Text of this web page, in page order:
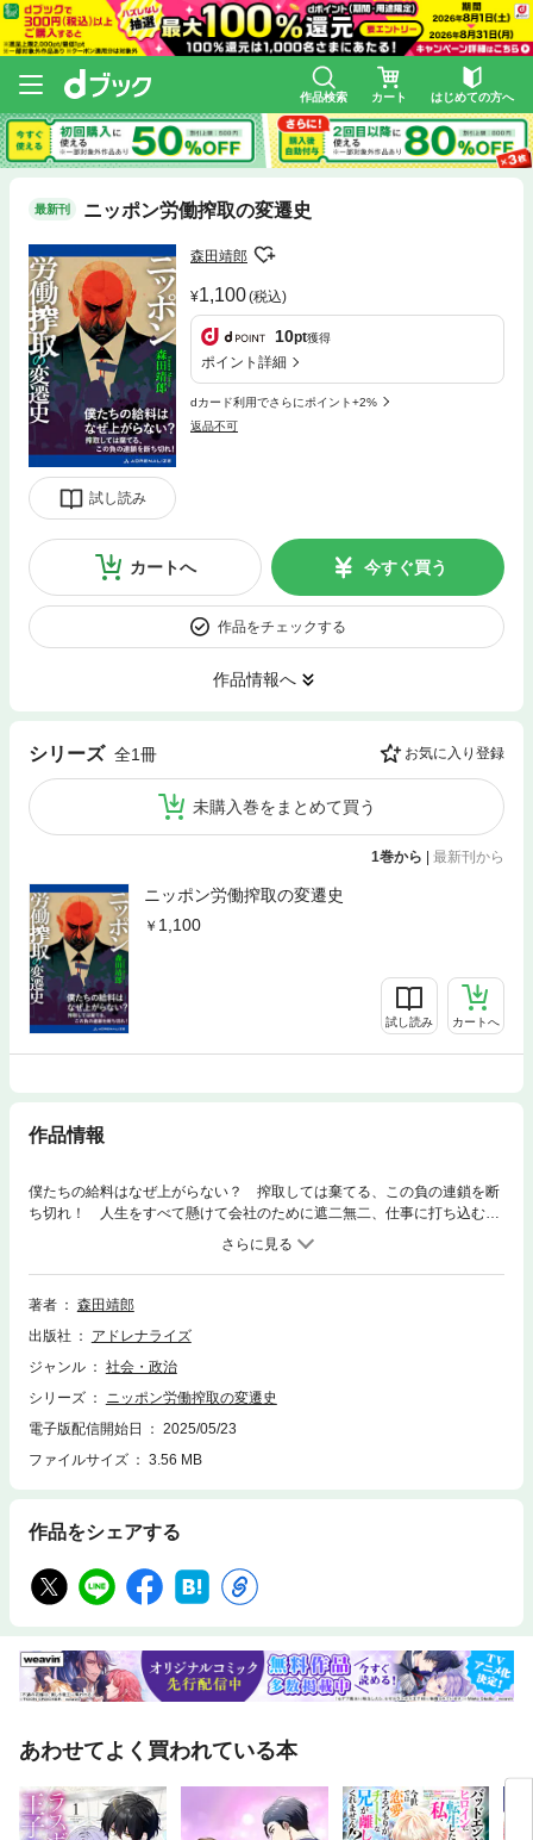
作品検索 カート はじめての方へ
最新刊 ニッポン労働搾取の変遷史
試し読み
森田靖郎
1,100(税込)
10pt獲得
ポイント詳細
dカード利用でさらにポイント+2%
返品不可
カートへ 今すぐ買う
作品をチェックする
作品情報へ
シリーズ 全1冊 お気に入り登録
未購入巻をまとめて買う
1巻から 最新刊から
ニッポン労働搾取の変遷史
1,100
試し読み カートへ
作品情報
僕たちの給料はなぜ上がらない？ 搾取しては棄てる、この負の連鎖を断
ち切れ！ 人生をすべて懸けて会社のために遮二無二、仕事に打ち込む人
間を「社畜」と呼ぶ。だがこうした働き方を続けていると、過重労働に追
い込まれ、鬱病などを患う危険もある。搾取され、棄てられた労働者の末
路は悲惨である。国家も、政府も、企業も、社会も、誰も責任を取ろうと
はしない。人をコキ使い、安上がり経営で生き抜いて高度成長を遂げたこ
ら、本質的にはずっと同じことの繰り返しだったのではないか？ そして
いま、搾取した“揺り戻し”が社会全体に押し寄せているのではない
知ることは、現代の問題と向き合うことでもある。本書は、経済大国にの
し上がった現代ニッポンの功罪について、「労働搾取」を軸に分析する。
電子オリジナル作品。プロローグ 労働搾取が、コワイ第一章 難民鎖国
と化す川口市クルド人問題第二章 禍根を残した外国人技能実習制度第三
流第六章 いまも影を落とす占領下の朝鮮人徴用エピローグ 労働ブラッ
年、兵庫県出身。文革中に、中国・チベット地区を訪れ、辺境地に下放さ
れた都市青年との交流から中国への興味を抱く。その後、シルクロードや
の同時代メッセージを送り続けるルポで定評がある。ノンフィクションを
底辺にさらに再構築した小説執筆にも精力的で、ノンフィクションでは表
現出来ない中国の暗部を赤裸々に描き出している。『上海セピアモダン』
文社）、『地経学で読む爆走中国』（原書房）、『引き裂かれた街～池袋
著者
森田靖郎
出版社
アドレナライズ
ジャンル
社会・政治
シリーズ
ニッポン労働搾取の変遷史
電子版配信開始日
2025/05/23
ファイルサイズ
3.56 MB
作品をシェアする
あわせてよく買われている本